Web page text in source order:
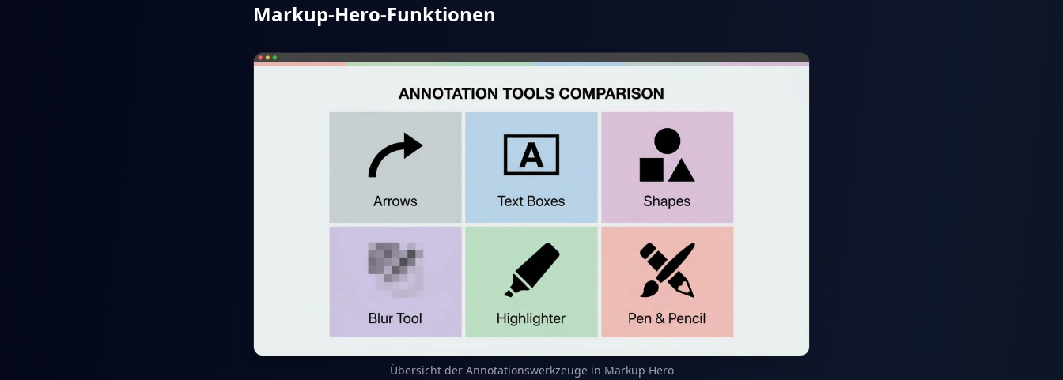
Markup-Hero-Funktionen
Übersicht der Annotationswerkzeuge in Markup Hero